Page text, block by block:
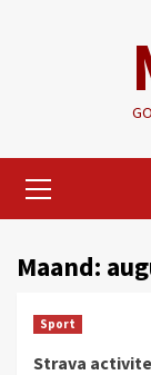
menu
Maand:
Sport
Strava